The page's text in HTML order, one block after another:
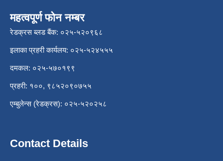
महत्वपूर्ण फोन नम्बर
रेडक्रस ब्लड बैंक: ०२५-५२०९६८
इलाका प्रहरी कार्यलय: ०२५-५२४५५५
दमकल: ०२५-५७०१९९
प्रहरी: १००, ९८५२०९०७५५
एम्बुलेन्स (रेडक्रस): ०२५-५२०२५८
Contact Details